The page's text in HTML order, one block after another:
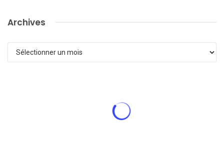
Archives
Chevaux hébergés en groupe :